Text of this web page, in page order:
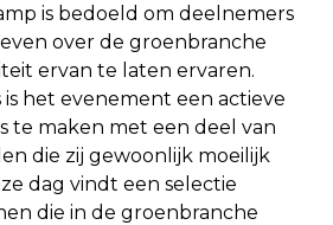
is bedoeld om deelnemers
over de groenbranche
ervan te laten ervaren.
het evenement een actieve
te maken met een deel van
die zij gewoonlijk moeilijk
dag vindt een selectie
die in de groenbranche